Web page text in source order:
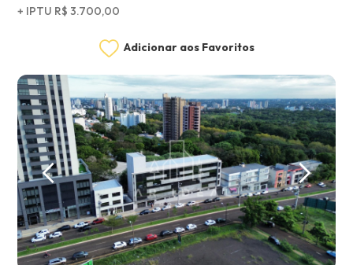
+ IPTU R$ 3.700,00
Adicionar aos Favoritos